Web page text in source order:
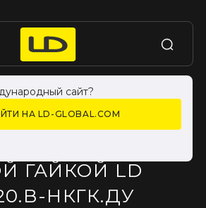
сайт?
НА LD-GLOBAL.COM
ДЛЯ ЖИДКОСТИ
С
ГАЙКОЙ LD
НКГК.ДУ
ДЛЯ ЖИДКОСТИ